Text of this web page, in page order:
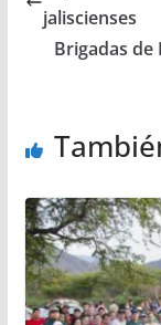
jaliscienses
Brigadas de